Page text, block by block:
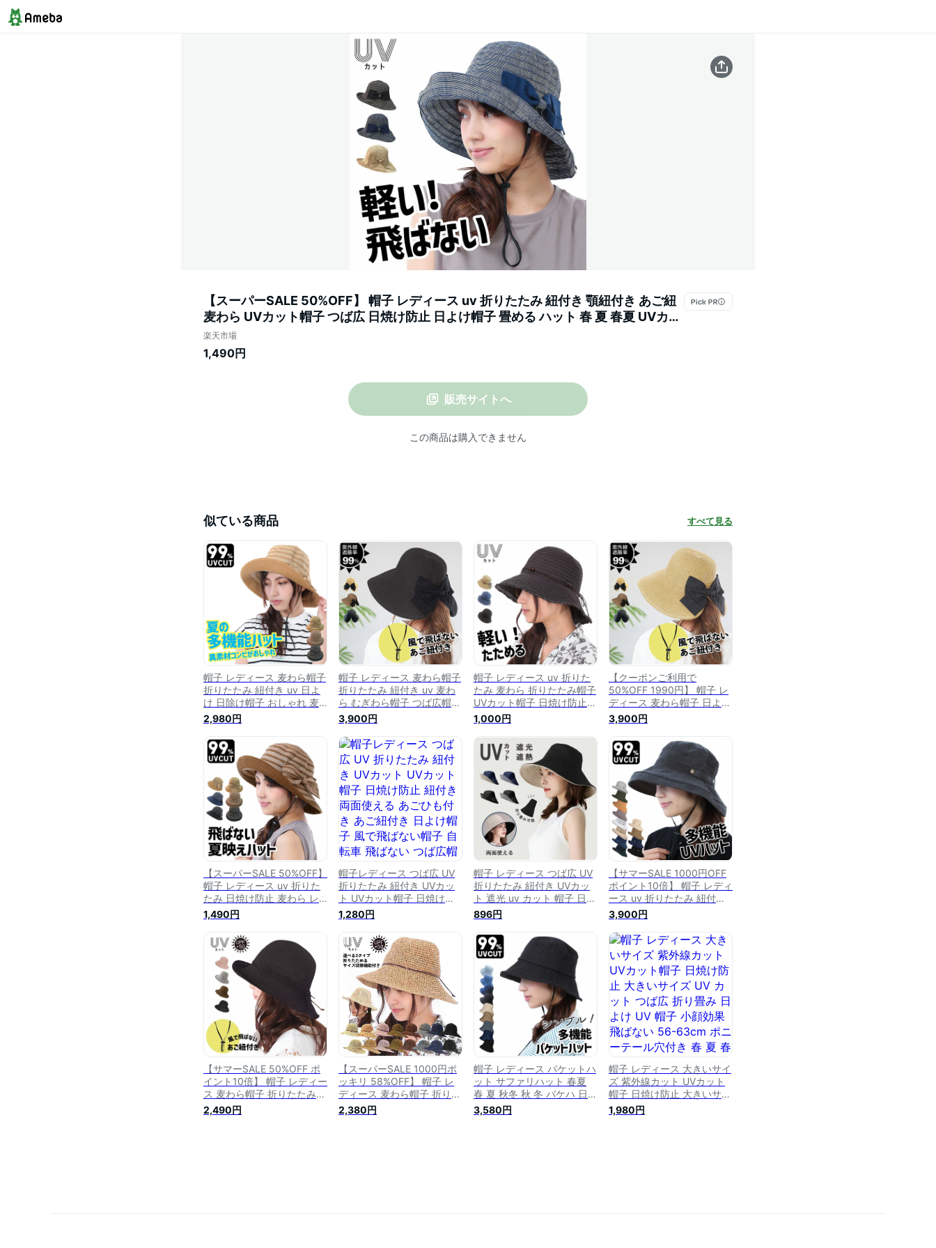
【スーパーSALE 50%OFF】 帽子 レディース uv 折りたたみ 紐付き 顎紐付き あご紐
麦わら UVカット帽子 つば広 日焼け防止 日よけ帽子 畳める ハット 春 夏 春夏 UVカッ
ト 送料無料 自転車 飛ばない 旅行 小さめ 保育士 ママ 折り畳み 日除け帽子 軽い帽子
楽天市場
1,490円
販売サイトへ
この商品は購入できません
似ている商品 すべて見る
帽子 レディース 麦わら帽子
折りたたみ 紐付き uv 日よ
け 日除け帽子 おしゃれ 麦
わら つば広帽子 日焼け防止
保育士 ハット UVカット帽
子 風で飛ばない 自転車 飛
ばない ママ ストローハット
あご紐付き 春 夏 春夏 小さ
め かわいい
2,980円
帽子 レディース 麦わら帽子
折りたたみ 紐付き uv 麦わ
ら むぎわら帽子 つば広帽子
プール 保育士 ハット UVカ
ット帽子 風で飛ばない 自転
車 ママ ストローハット あ
ご紐付き ひも付き 春 夏 春
夏 送料無料 小さめ 日除け
帽子 かわいい
3,900円
帽子 レディース uv 折りた
たみ 麦わら 折りたたみ帽子
UVカット帽子 日焼け防止
日よけ帽子 つば広 麦わら帽
子 帽子レディース ハット
春 夏 春夏 uvカット 小顔効
果 小さめ 保育士 フリンジ
折り畳み 日除け帽子 かわい
い
1,000円
【クーポンご利用で
50%OFF 1990円】 帽子 レ
ディース 麦わら帽子 日よけ
日よけ帽子 折りたたみ 紐付
き uv 麦わら 日焼け防止 日
焼け 保育士 ハット つば広
帽子 uvカット帽子 ママ ス
トローハット あご紐付き 春
夏 春夏 送料無料 日除け帽
子 紫外線カット帽子
3,900円
【スーパーSALE 50%OFF】
帽子 レディース uv 折りた
たみ 日焼け防止 麦わら レ
ディース帽子 uvカット 自転
車 UVカット帽子 麦わら帽
子 リボン ハット 春 夏 春夏
紫外線 日よけ帽子 あご紐付
き 紐付き 日除け帽子 送料
無料 サイズ調節 小さめ ひ
もつき
1,490円
帽子レディース つば広 UV
折りたたみ 紐付き UVカッ
ト UVカット帽子 日焼け防
止 紐付き 両面使える あご
ひも付き あご紐付き 日よけ
帽子 風で飛ばない帽子 自転
車 飛ばない つば広帽子 日
よけ 保育士 ママ ハット プ
レゼント 春夏 春 夏 秋冬 秋
冬 ブラック ベージュ
1,280円
帽子 レディース つば広 UV
折りたたみ 紐付き UVカッ
ト 遮光 uv カット 帽子 日焼
け防止 帽子 紐付き 両面使
える あごひも付き あご紐付
き 日よけ帽子 風で飛ばない
帽子 飛ばない つば広帽子
日よけ 保育士 ママ ハット
プレゼント 春夏 春 夏 秋冬
秋 冬 ブラック ベージュ
896円
【サマーSALE 1000円OFF
ポイント10倍】 帽子 レディ
ース uv 折りたたみ 紐付き
UVカット 99% 春 夏 春夏
秋 冬 秋冬 UVカット帽子 日
焼け防止 あごひも付き あご
紐付き 風で飛ばない帽子 自
転車 つば広帽子 日除け帽子
日よけ 保育士 ママ ハット
送料無料 運動会
3,900円
【サマーSALE 50%OFF ポ
イント10倍】 帽子 レディー
ス 麦わら帽子 折りたたみ
uv あご紐付き 紐付き UVカ
ット帽子 つば広帽子 保育士
2,490円
【スーパーSALE 1000円ポ
ッキリ 58%OFF】 帽子 レ
ディース 麦わら帽子 折りた
たみ 日焼け防止 むぎわら帽
子 uv 麦わら ストローハッ
2,380円
帽子 レディース バケットハ
ット サファリハット 春夏
春 夏 秋冬 秋 冬 バケハ 日焼
け防止 日よけ つば広帽子
日除け帽子 日よけ帽子 デニ
3,580円
帽子 レディース 大きいサイ
ズ 紫外線カット UVカット
帽子 日焼け防止 大きいサイ
ズ UV カット つば広 折り畳
み 日よけ UV 帽子 小顔効果
1,980円